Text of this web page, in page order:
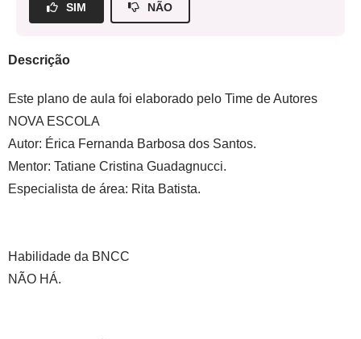
SIM NÃO
Descrição
Este plano de aula foi elaborado pelo Time de Autores
NOVA ESCOLA
Autor: Érica Fernanda Barbosa dos Santos.
Mentor: Tatiane Cristina Guadagnucci.
Especialista de área: Rita Batista.
Habilidade da BNCC
NÃO HÁ.